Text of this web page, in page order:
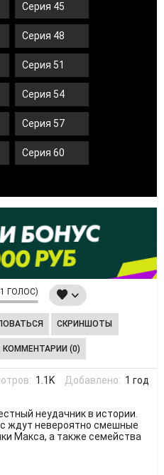
Серия 45
Серия 48
Серия 51
Серия 54
Серия 57
Серия 60
ГОЛОС)
СКРИНШОТЫ
КОММЕНТАРИИ (0)
1.1K Добавлено: 1 год
неудачник в истории.
ждут невероятно смешные
Макса, а также семейства